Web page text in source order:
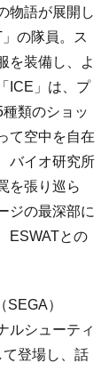
物語が展開し
の隊員。ス
を装備し、よ
ICE」は、プ
類のショッ
て空中を自在
バイオ研究所
を張り巡ら
ジの最深部に
ESWATとの
）
ルシューティ
登場し、話